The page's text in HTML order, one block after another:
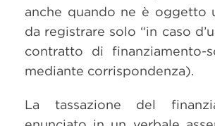
anche quando ne è oggetto
da registrare solo “in caso
contratto di finanziamento-
mediante corrispondenza).
La tassazione del